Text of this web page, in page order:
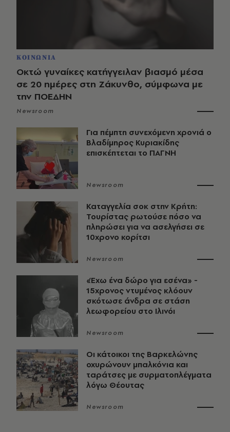
ΚΟΙΝΩΝΙΑ
Οκτώ γυναίκες κατήγγειλαν βιασμό μέσα
σε 20 ημέρες στη Ζάκυνθο, σύμφωνα με
την ΠΟΕΔΗΝ
Newsroom
Για πέμπτη συνεχόμενη χρονιά ο
Βλαδίμηρος Κυριακίδης
επισκέπτεται το ΠΑΓΝΗ
Newsroom
Καταγγελία σοκ στην Κρήτη:
Τουρίστας ρωτούσε πόσο να
πληρώσει για να ασελγήσει σε
10χρονο κορίτσι
Newsroom
«Έχω ένα δώρο για εσένα» -
15χρονος ντυμένος κλόουν
σκότωσε άνδρα σε στάση
λεωφορείου στο Ιλινόι
Newsroom
Οι κάτοικοι της Βαρκελώνης
οχυρώνουν μπαλκόνια και
ταράτσες με συρματοπλέγματα
λόγω Θέουτας
Newsroom